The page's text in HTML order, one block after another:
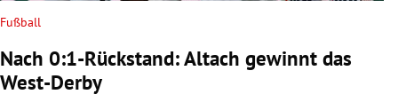
Fußball
Nach 0:1-Rückstand: Altach gewinnt das
West-Derby